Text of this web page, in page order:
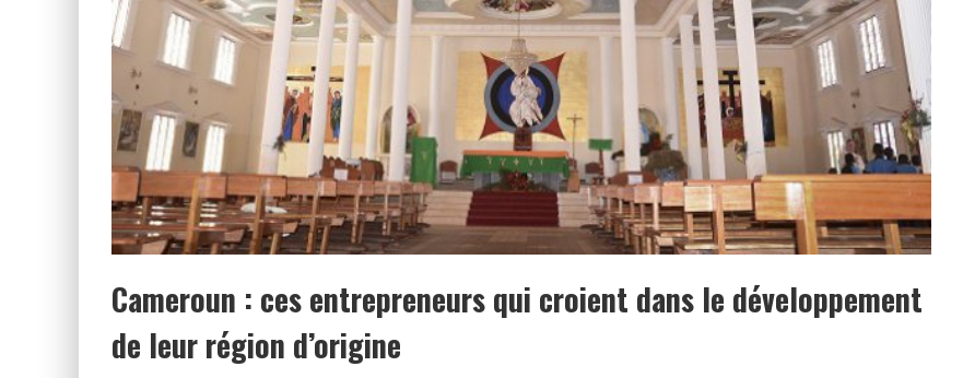
Cameroun : ces entrepreneurs qui croient dans le développement
de leur région d’origine